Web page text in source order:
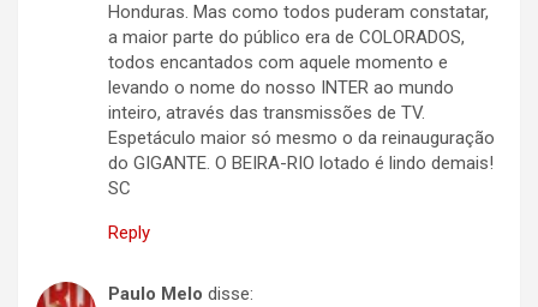
Honduras. Mas como todos puderam constatar,
a maior parte do público era de COLORADOS,
todos encantados com aquele momento e
levando o nome do nosso INTER ao mundo
inteiro, através das transmissões de TV.
Espetáculo maior só mesmo o da reinauguração
do GIGANTE. O BEIRA-RIO lotado é lindo demais!
SC
Reply
Paulo Melo disse: